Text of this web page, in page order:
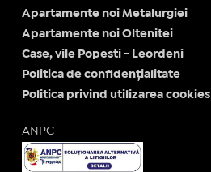
Apartamente noi Metalurgiei
Apartamente noi Oltenitei
Case, vile Popesti - Leordeni
Politica de confidențialitate
Politica privind utilizarea cookies
ANPC